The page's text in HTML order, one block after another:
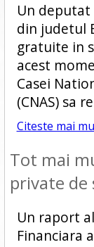
Un
din judetul
gratuite in
acest
Casei
(CNAS) sa
Citeste mai
Tot mai
private de
Un raport
Financiara